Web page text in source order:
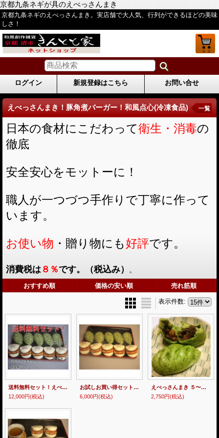
京都九条ネギが具のえべっさんまき
京都九条ネギのえべっさんまき。実店舗で大人気、行列ができるほどの美味
しさ！
ログイン 新規登録はこちら お問い合せ
えべっさんまき！豚角煮バーガー！和風点心(冷凍食品)
日本の食材にこだわって衛生・消毒の
徹底
安全安心をモットーに！
職人が一つづつ手作りで丁寧に作って
います。
お使い物 ・贈り物にも好評です。
消費税は ８％です。（税込み） 。
一覧
おすすめ順 価格の安い順 売れ筋順
表示件数:
送料無料セット！えべっさんまき １０個＋豚角煮バーガー１０個(冷凍食品)
12,000円(税込)
お試しお買い得セット！えべっさんまき ５個＋豚角煮バーガー５個(冷凍食品)
6,000円(税込)
えべっさんまき ５〜１０個入り(冷凍食品)
2,750円(税込)